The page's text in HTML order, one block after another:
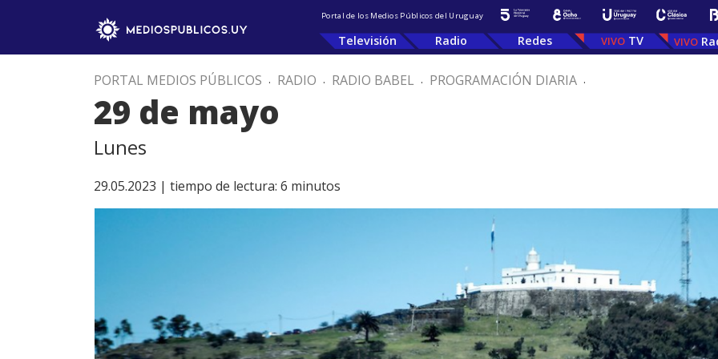
Portal de los Medios Públicos del Uruguay
Televisión Radio Redes TV
PORTAL MEDIOS PÚBLICOS . RADIO . RADIO BABEL . PROGRAMACIÓN DIARIA .
29 de mayo
Lunes
29.05.2023 | tiempo de lectura: 6 minutos